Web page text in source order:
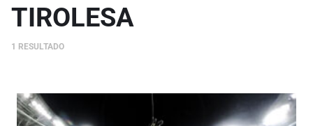
TIROLESA
1 RESULTADO